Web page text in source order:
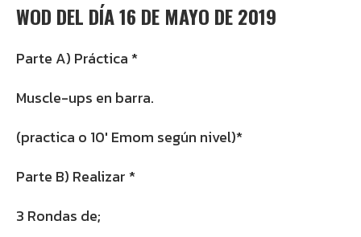
WOD DEL DÍA 16 DE MAYO DE 2019
Parte A) Práctica *
Muscle-ups en barra.
(practica o 10′ Emom según nivel)*
Parte B) Realizar *
3 Rondas de;